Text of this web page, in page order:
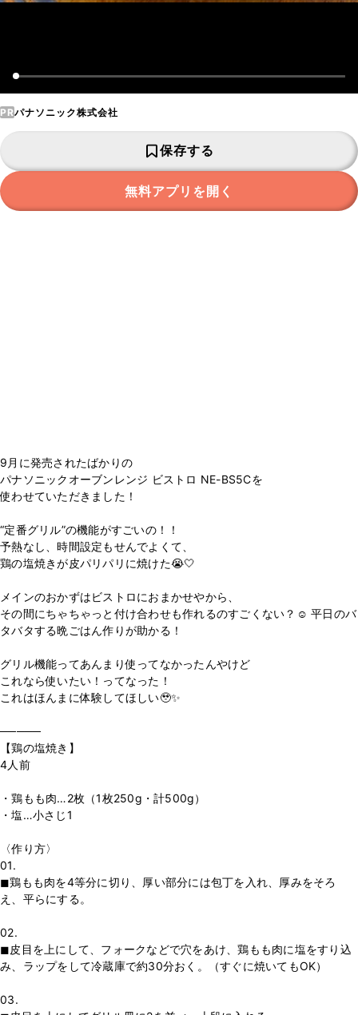
PRパナソニック株式会社
保存する
無料アプリを開く
9月に発売されたばかりの
パナソニックオーブンレンジ ビストロ NE-BS5Cを
使わせていただきました！
“定番グリル”の機能がすごいの！！
予熱なし、時間設定もせんでよくて、
鶏の塩焼きが皮パリパリに焼けた😭🤍
メインのおかずはビストロにおまかせやから、
その間にちゃちゃっと付け合わせも作れるのすごくない？☺️ 平日のバ
タバタする晩ごはん作りが助かる！
グリル機能ってあんまり使ってなかったんやけど
これなら使いたい！ってなった！
これはほんまに体験してほしい🥹✨
─────
【鶏の塩焼き】
4人前
・鶏もも肉…2枚（1枚250g・計500g）
・塩…小さじ1
〈作り方〉
01.
◼︎鶏もも肉を4等分に切り、厚い部分には包丁を入れ、厚みをそろ
え、平らにする。
02.
◼︎皮目を上にして、フォークなどで穴をあけ、鶏もも肉に塩をすり込
み、ラップをして冷蔵庫で約30分おく。（すぐに焼いてもOK）
03.